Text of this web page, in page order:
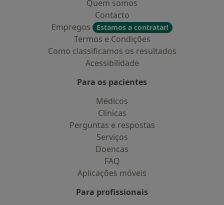
Quem somos
Contacto
Empregos
Estamos a contratar!
Termos e Condições
Como classificamos os resultados
Acessibilidade
Para os pacientes
Médicos
Clínicas
Perguntas e respostas
Serviços
Doencas
FAQ
Aplicações móveis
Para profissionais